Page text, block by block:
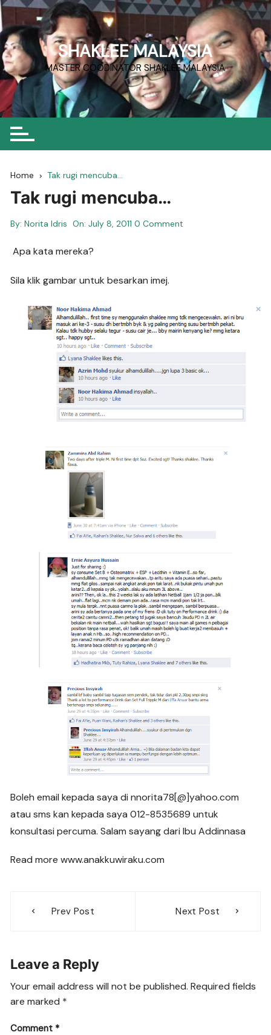
Skip
to
content
SHAKLEE MALAYSIA
MASTER COODINATOR SHAKLEE MALAYSIA
Home Tak rugi mencuba…
Tak rugi mencuba…
By: Norita Idris On:July 8, 2011 0 Comment
Apa kata mereka?
Sila klik gambar untuk besarkan imej.
Boleh email kepada saya di nnorita78[@]yahoo.com
atau sms kan kepada saya 012-8535689 untuk
konsultasi percuma. Salam sayang dari Ibu Addinnasa
Read more www.anakkuwiraku.com
navigation
Prev Post Next Post
Leave a Reply
Your email address will not be published. Required fields
are marked *
Comment *